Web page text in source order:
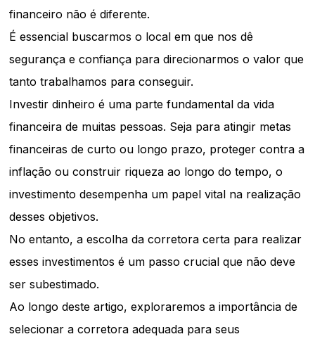
financeiro não é diferente.
É essencial buscarmos o local em que nos dê
segurança e confiança para direcionarmos o valor que
tanto trabalhamos para conseguir.
Investir dinheiro é uma parte fundamental da vida
financeira de muitas pessoas. Seja para atingir metas
financeiras de curto ou longo prazo, proteger contra a
inflação ou construir riqueza ao longo do tempo, o
investimento desempenha um papel vital na realização
desses objetivos.
No entanto, a escolha da corretora certa para realizar
esses investimentos é um passo crucial que não deve
ser subestimado.
Ao longo deste artigo, exploraremos a importância de
selecionar a corretora adequada para seus